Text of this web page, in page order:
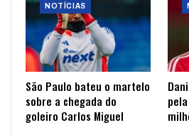
NOTÍCIAS
São Paulo bateu o martelo
sobre a chegada do
goleiro Carlos Miguel